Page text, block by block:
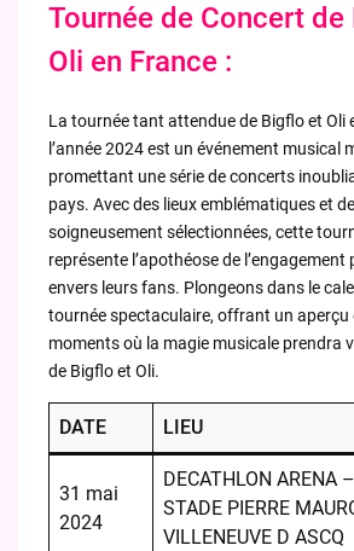
Tournée de Concert
Oli en France :
La tournée tant attendue de Bigflo et Oli
l’année 2024 est un événement musical
promettant une série de concerts
pays. Avec des lieux emblématiques et
soigneusement sélectionnées, cette
représente l’apothéose de
envers leurs fans. Plongeons dans le
tournée spectaculaire, offrant un aperçu
moments où la magie musicale prendra
de Bigflo et Oli.
DATE LIEU
31 mai
2024
DECATHLON ARENA –
STADE PIERRE
VILLENEUVE D ASCQ